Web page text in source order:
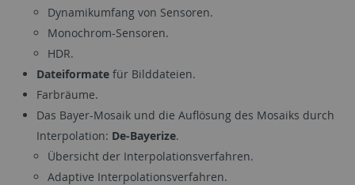
Dynamikumfang von Sensoren.
Monochrom-Sensoren.
HDR.
Dateiformatefür Bilddateien.
Farbräume.
Das Bayer-Mosaik und die Auflösung des Mosaiks durch
Interpolation: De-Bayerize.
Übersicht der Interpolationsverfahren.
Adaptive Interpolationsverfahren.